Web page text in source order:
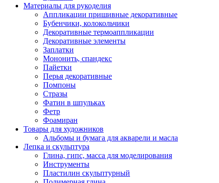
Материалы для рукоделия
Аппликации пришивные декоративные
Бубенчики, колокольчики
Декоративные термоаппликации
Декоративные элементы
Заплатки
Мононить, спандекс
Пайетки
Перья декоративные
Помпоны
Стразы
Фатин в шпульках
Фетр
Фоамиран
Товары для художников
Альбомы и бумага для акварели и масла
Лепка и скульптура
Глина, гипс, масса для моделирования
Инструменты
Пластилин скульптурный